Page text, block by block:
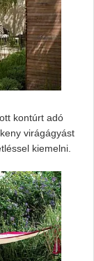
kontúrt adó
virágágyást
kiemelni.